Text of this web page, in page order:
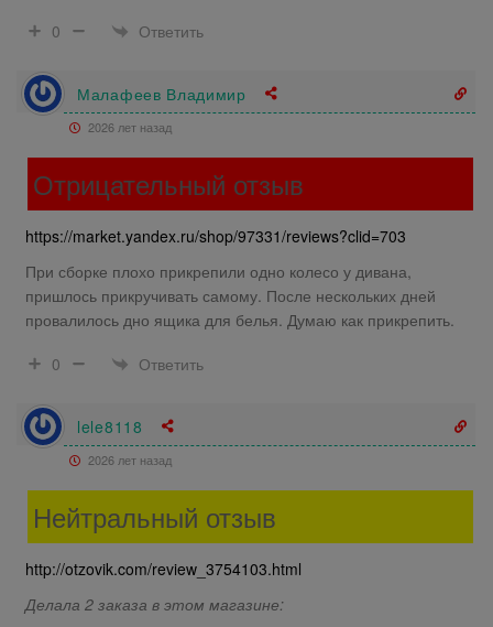
0
Ответить
Малафеев Владимир
2026 лет назад
Отрицательный отзыв
https://market.yandex.ru/shop/97331/reviews?clid=703
При сборке плохо прикрепили одно колесо у дивана,
пришлось прикручивать самому. После нескольких дней
провалилось дно ящика для белья. Думаю как прикрепить.
0
Ответить
lele8118
2026 лет назад
Нейтральный отзыв
http://otzovik.com/review_3754103.html
Делала 2 заказа в этом магазине: